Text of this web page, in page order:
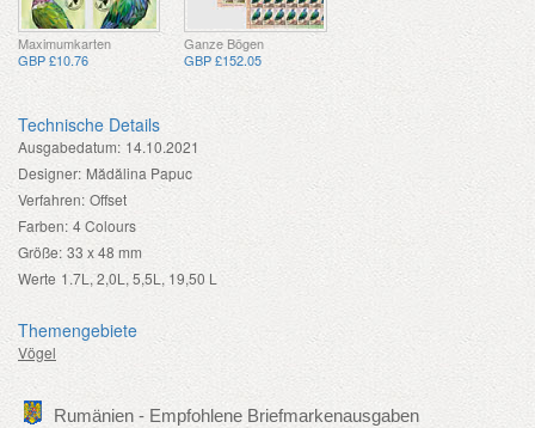
Maximumkarten
GBP £10.76
Ganze Bögen
GBP £152.05
Technische Details
Ausgabedatum: 14.10.2021
Designer: Mădălina Papuc
Verfahren: Offset
Farben: 4 Colours
Größe: 33 x 48 mm
Werte 1.7L, 2,0L, 5,5L, 19,50 L
Themengebiete
Vögel
Rumänien - Empfohlene Briefmarkenausgaben